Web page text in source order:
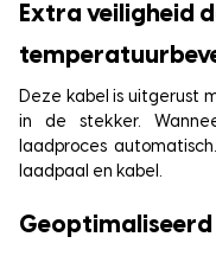
Extra veiligheid
Deze kabel is uitgerust
in de stekker.
laadproces
laadpaal en kabel.